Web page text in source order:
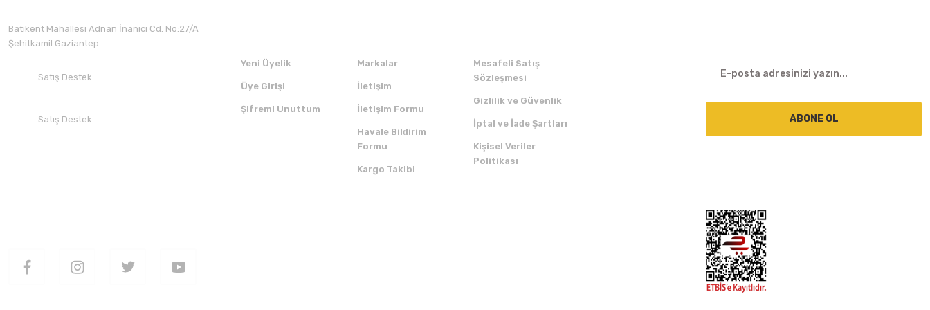
Batıkent Mahallesi Adnan İnanıcı Cd. No:27/A
Şehitkamil Gaziantep
Satış Destek
Satış Destek
Yeni Üyelik
Üye Girişi
Şifremi Unuttum
Markalar
İletişim
İletişim Formu
Havale Bildirim
Formu
Kargo Takibi
Mesafeli Satış
Sözleşmesi
Gizlilik ve Güvenlik
İptal ve İade Şartları
Kişisel Veriler
Politikası
ABONE OL